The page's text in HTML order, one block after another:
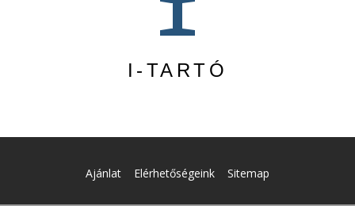
I-TARTÓ
Ajánlat Elérhetőségeink Sitemap